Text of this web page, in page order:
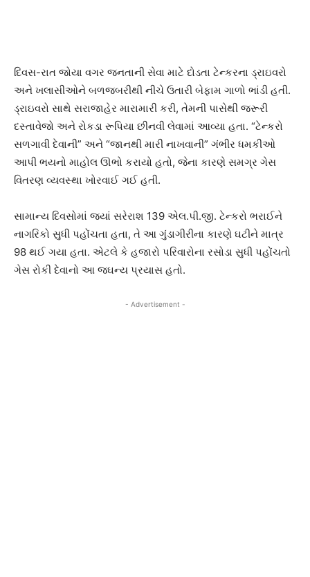
દિવસ-રાત જોયા વગર જનતાની સેવા માટે દોડતા ટેન્કરના ડ્રાઇવરો
અને ખલાસીઓને બળજબરીથી નીચે ઉતારી બેફામ ગાળો ભાંડી હતી.
ડ્રાઇવરો સાથે સરાજાહેર મારામારી કરી, તેમની પાસેથી જરૂરી
દસ્તાવેજો અને રોકડા રૂપિયા છીનવી લેવામાં આવ્યા હતા. “ટેન્કરો
સળગાવી દેવાની” અને “જાનથી મારી નાખવાની” ગંભીર ધમકીઓ
આપી ભયનો માહોલ ઊભો કરાયો હતો, જેના કારણે સમગ્ર ગેસ
વિતરણ વ્યવસ્થા ખોરવાઈ ગઈ હતી.
સામાન્ય દિવસોમાં જ્યાં સરેરાશ 139 એલ.પી.જી. ટેન્કરો ભરાઈને
નાગરિકો સુધી પહોંચતા હતા, તે આ ગુંડાગીરીના કારણે ઘટીને માત્ર
98 થઈ ગયા હતા. એટલે કે હજારો પરિવારોના રસોડા સુધી પહોંચતો
ગેસ રોકી દેવાનો આ જઘન્ય પ્રયાસ હતો.
- Advertisement -